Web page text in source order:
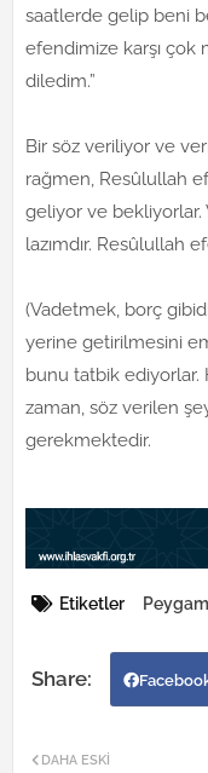
saatlerde gelip beni
efendimize karşı
diledim.”
Bir söz veriliyor ve
rağmen, Resûlullah
geliyor ve
lazımdır. Resûlullah
(Vadetmek, borç
yerine getirilmesini
bunu tatbik ediyorlar.
zaman, söz verilen
gerekmektedir.
Etiketler
DAHA ESKI